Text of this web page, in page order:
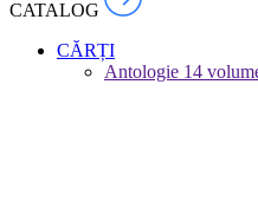
CATALOG
CĂRȚI
Antologie 14